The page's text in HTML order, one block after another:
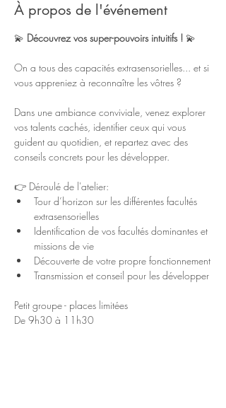
À propos de l'événement
💫 Découvrez vos super-pouvoirs intuitifs ! 💫
On a tous des capacités extrasensorielles... et si
vous appreniez à reconnaître les vôtres ?
Dans une ambiance conviviale, venez explorer
vos talents cachés, identifier ceux qui vous
guident au quotidien, et repartez avec des
conseils concrets pour les développer.
👉 Déroulé de l'atelier:
Tour d’horizon sur les différentes facultés
extrasensorielles
Identification de vos facultés dominantes et
missions de vie
Découverte de votre propre fonctionnement
Transmission et conseil pour les développer
Petit groupe - places limitées
De 9h30 à 11h30